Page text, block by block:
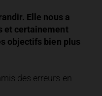
Elle nous a
et certainement
objectifs bien plus
des erreurs en